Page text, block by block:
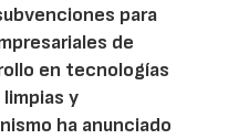
para
de
en tecnologías
y
ha anunciado